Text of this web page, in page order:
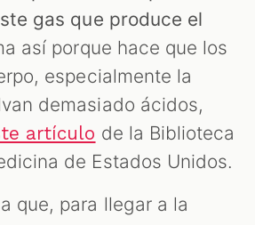
gas que produce el
así porque hace que los
especialmente la
demasiado ácidos,
artículo de la Biblioteca
de Estados Unidos.
que, para llegar a la